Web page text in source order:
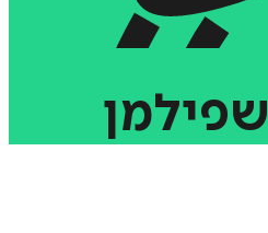
שפילמן